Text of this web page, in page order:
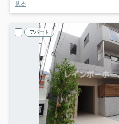
見る
アパート